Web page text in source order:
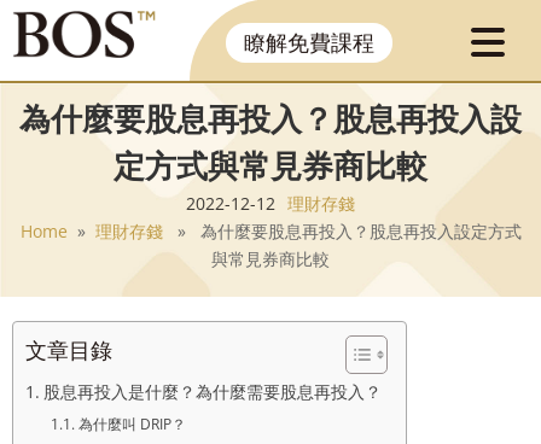
瞭解免費課程
為什麼要股息再投入？股息再投入設
定方式與常見券商比較
2022-12-12 理財存錢
Home » 理財存錢» 為什麼要股息再投入？股息再投入設定方式
與常見券商比較
文章目錄
股息再投入是什麼？為什麼需要股息再投入？
為什麼叫 DRIP？